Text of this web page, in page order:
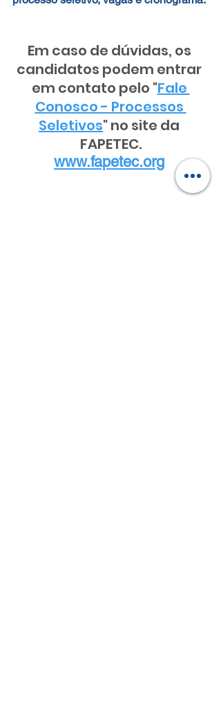
Em caso de dúvidas, os
candidatos podem entrar
em contato pelo "Fale
Conosco - Processos
Seletivos" no site da
FAPETEC.
www.fapetec.org